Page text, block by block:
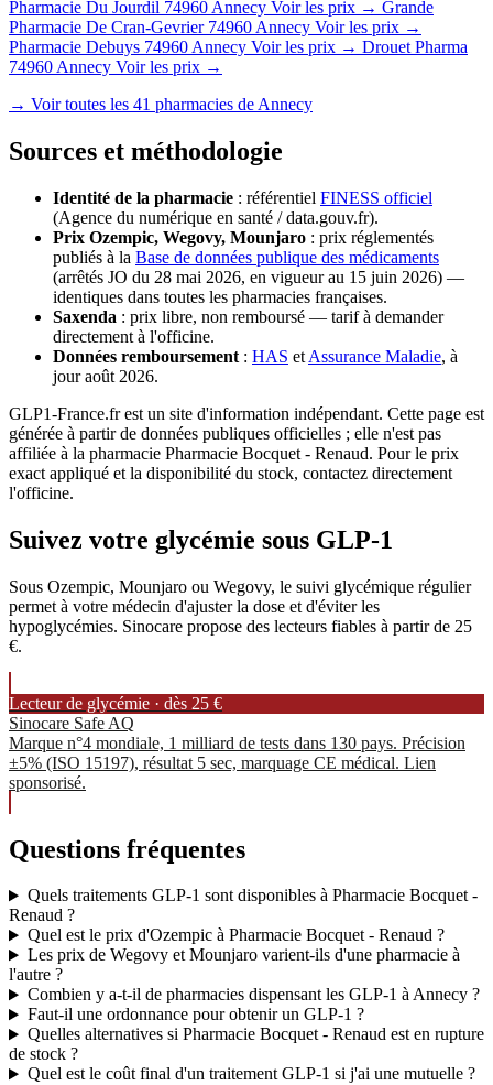
Pharmacie Du Jourdil 74960 Annecy Voir les prix → Grande
Pharmacie De Cran-Gevrier 74960 Annecy Voir les prix →
Pharmacie Debuys 74960 Annecy Voir les prix → Drouet Pharma
74960 Annecy Voir les prix →
→ Voir toutes les 41 pharmacies de Annecy
Sources et méthodologie
Identité de la pharmacie : référentiel FINESS officiel
(Agence du numérique en santé / data.gouv.fr).
Prix Ozempic, Wegovy, Mounjaro : prix réglementés
publiés à la Base de données publique des médicaments
(arrêtés JO du 28 mai 2026, en vigueur au 15 juin 2026) —
identiques dans toutes les pharmacies françaises.
Saxenda : prix libre, non remboursé — tarif à demander
directement à l'officine.
Données remboursement : HAS et Assurance Maladie, à
jour août 2026.
GLP1-France.fr est un site d'information indépendant. Cette page est
générée à partir de données publiques officielles ; elle n'est pas
affiliée à la pharmacie Pharmacie Bocquet - Renaud. Pour le prix
exact appliqué et la disponibilité du stock, contactez directement
l'officine.
Suivez votre glycémie sous GLP-1
Sous Ozempic, Mounjaro ou Wegovy, le suivi glycémique régulier
permet à votre médecin d'ajuster la dose et d'éviter les
hypoglycémies. Sinocare propose des lecteurs fiables à partir de 25
€.
Lecteur de glycémie · dès 25 €
Sinocare Safe AQ
Marque n°4 mondiale, 1 milliard de tests dans 130 pays. Précision
±5% (ISO 15197), résultat 5 sec, marquage CE médical. Lien
sponsorisé.
Questions fréquentes
Quels traitements GLP-1 sont disponibles à Pharmacie Bocquet -
Renaud ?
Quel est le prix d'Ozempic à Pharmacie Bocquet - Renaud ?
Les prix de Wegovy et Mounjaro varient-ils d'une pharmacie à
l'autre ?
Combien y a-t-il de pharmacies dispensant les GLP-1 à Annecy ?
Faut-il une ordonnance pour obtenir un GLP-1 ?
Quelles alternatives si Pharmacie Bocquet - Renaud est en rupture
de stock ?
Quel est le coût final d'un traitement GLP-1 si j'ai une mutuelle ?